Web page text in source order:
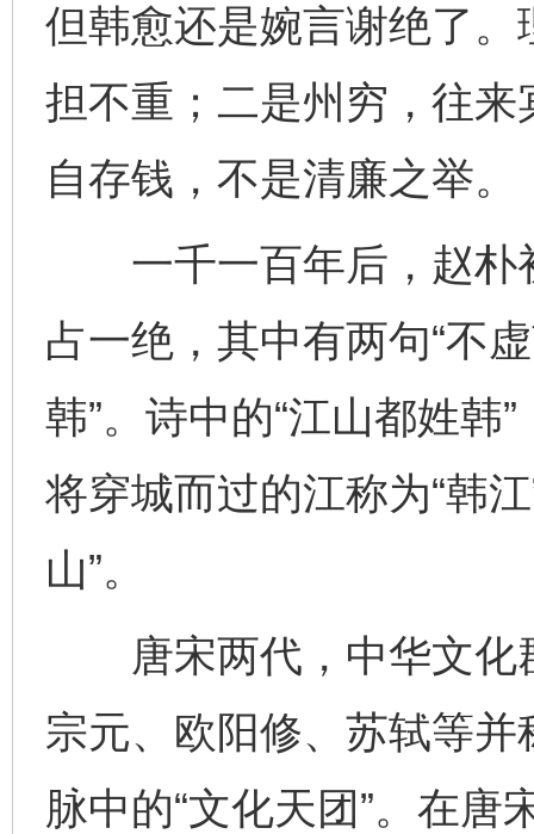
但韩愈还是婉言谢绝了
担不重；二是州穷，往
自存钱，不是清廉之举。
一千一百年后，赵朴
占一绝，其中有两句“不
韩”。诗中的“江山都姓韩
将穿城而过的江称为“韩
山”。
唐宋两代，中华文化
宗元、欧阳修、苏轼等并
脉中的“文化天团”。在